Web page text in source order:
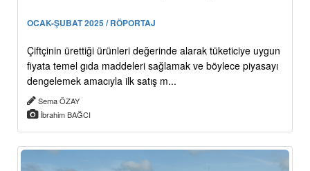
OCAK-ŞUBAT 2025 / RÖPORTAJ
Çiftçinin ürettiği ürünleri değerinde alarak tüketiciye uygun
fiyata temel gıda maddeleri sağlamak ve böylece piyasayı
dengelemek amacıyla ilk satış m...
Sema ÖZAY
İbrahim BAĞCI